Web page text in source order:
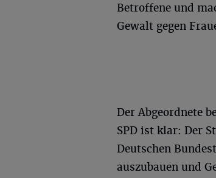
Betroffene und
Gewalt gegen
Der Abgeordnete
SPD ist klar: Der
Deutschen
auszubauen und